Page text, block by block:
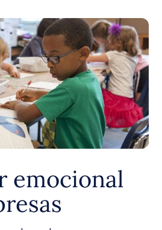
emocional